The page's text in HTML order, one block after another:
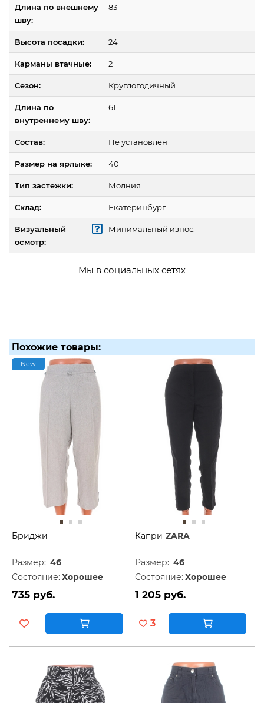
Длина по внешнему
шву:
83
Высота посадки: 24
Карманы втачные: 2
Сезон: Круглогодичный
Длина по
внутреннему шву:
61
Состав: Не установлен
Размер на ярлыке: 40
Тип застежки: Молния
Склад: Екатеринбург
Визуальный
осмотр:
Минимальный износ.
Мы в социальных сетях
Похожие товары:
New
Бриджи
Размер: 46
Состояние: Хорошее
735 руб.
Капри ZARA
Размер: 46
Состояние: Хорошее
1 205 руб.
3